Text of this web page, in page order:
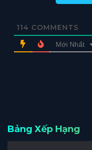
114 COMMENTS
Mới Nhất
Bảng Xếp Hạng